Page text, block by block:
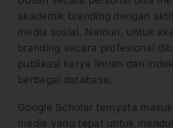
akademik branding dengan
media sosial. Namun, untuk
branding secara profesional
publikasi karya ilmiah dan
berbagai database.
Google Scholar ternyata
media yang tepat untuk